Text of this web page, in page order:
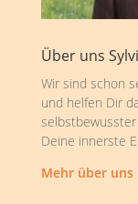
Über uns
Wir sind schon
und helfen Dir
Deine innerste
Mehr über uns